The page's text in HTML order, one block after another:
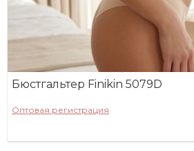
Бюстгальтер Finikin 5079D
Оптовая регистрация